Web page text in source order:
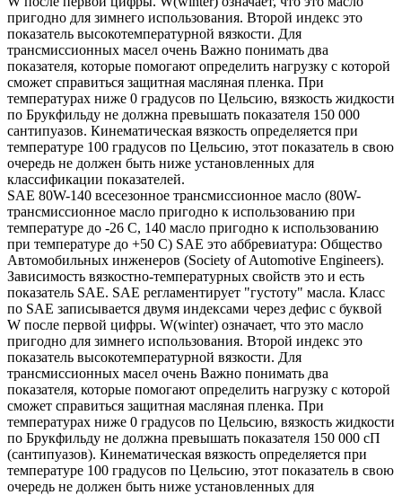
пригодно для зимнего использования. Второй индекс это
показатель высокотемпературной вязкости. Для
трансмиссионных масел очень Важно понимать два
показателя, которые помогают определить нагрузку с которой
сможет справиться защитная масляная пленка. При
температурах ниже 0 градусов по Цельсию, вязкость жидкости
по Брукфильду не должна превышать показателя 150 000
сантипуазов. Кинематическая вязкость определяется при
температуре 100 градусов по Цельсию, этот показатель в свою
очередь не должен быть ниже установленных для
классификации показателей.
SAE 80W-140 всесезонное трансмиссионное масло (80W-
трансмиссионное масло пригодно к использованию при
температуре до -26 С, 140 масло пригодно к использованию
при температуре до +50 С) SAE это аббревиатура: Общество
Автомобильных инженеров (Society of Automotive Engineers).
Зависимость вязкостно-температурных свойств это и есть
показатель SAE. SAE регламентирует "густоту" масла. Класс
по SAE записывается двумя индексами через дефис с буквой
W после первой цифры. W(winter) означает, что это масло
пригодно для зимнего использования. Второй индекс это
показатель высокотемпературной вязкости. Для
трансмиссионных масел очень Важно понимать два
показателя, которые помогают определить нагрузку с которой
сможет справиться защитная масляная пленка. При
температурах ниже 0 градусов по Цельсию, вязкость жидкости
по Брукфильду не должна превышать показателя 150 000 сП
(сантипуазов). Кинематическая вязкость определяется при
температуре 100 градусов по Цельсию, этот показатель в свою
очередь не должен быть ниже установленных для